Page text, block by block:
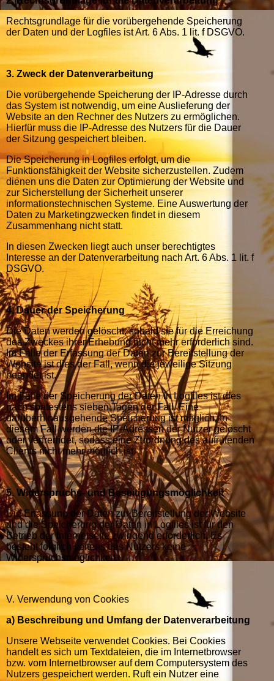
Rechtsgrundlage für die vorübergehende Speicherung
der Daten und der Logfiles ist Art. 6 Abs. 1 lit. f DSGVO.
3. Zweck der Datenverarbeitung
Die vorübergehende Speicherung der IP-Adresse durch
das System ist notwendig, um eine Auslieferung der
Website an den Rechner des Nutzers zu ermöglichen.
Hierfür muss die IP-Adresse des Nutzers für die Dauer
der Sitzung gespeichert bleiben.
Die Speicherung in Logfiles erfolgt, um die
Funktionsfähigkeit der Website sicherzustellen. Zudem
dienen uns die Daten zur Optimierung der Website und
zur Sicherstellung der Sicherheit unserer
informationstechnischen Systeme. Eine Auswertung der
Daten zu Marketingzwecken findet in diesem
Zusammenhang nicht statt.
In diesen Zwecken liegt auch unser berechtigtes
Interesse an der Datenverarbeitung nach Art. 6 Abs. 1 lit. f
DSGVO.
4. Dauer der Speicherung
Die Daten werden gelöscht, sobald sie für die Erreichung
des Zweckes ihrer Erhebung nicht mehr erforderlich sind.
Im Falle der Erfassung der Daten zur Bereitstellung der
Website ist dies der Fall, wenn die jeweilige Sitzung
beendet ist.
Im Falle der Speicherung der Daten in Logfiles ist dies
nach spätestens sieben Tagen der Fall. Eine
darüberhinausgehende Speicherung ist möglich. In
diesem Fall werden die IP-Adressen der Nutzer gelöscht
oder verfremdet, sodass eine Zuordnung des aufrufenden
Clients nicht mehr möglich ist.
5. Widerspruchs- und Beseitigungsmöglichkeit
Die Erfassung der Daten zur Bereitstellung der Website
und die Speicherung der Daten in Logfiles ist für den
Betrieb der Internetseite zwingend erforderlich. Es
besteht folglich seitens des Nutzers keine
Widerspruchsmöglichkeit.
V. Verwendung von Cookies
a) Beschreibung und Umfang der Datenverarbeitung
Unsere Webseite verwendet Cookies. Bei Cookies
handelt es sich um Textdateien, die im Internetbrowser
bzw. vom Internetbrowser auf dem Computersystem des
Nutzers gespeichert werden. Ruft ein Nutzer eine